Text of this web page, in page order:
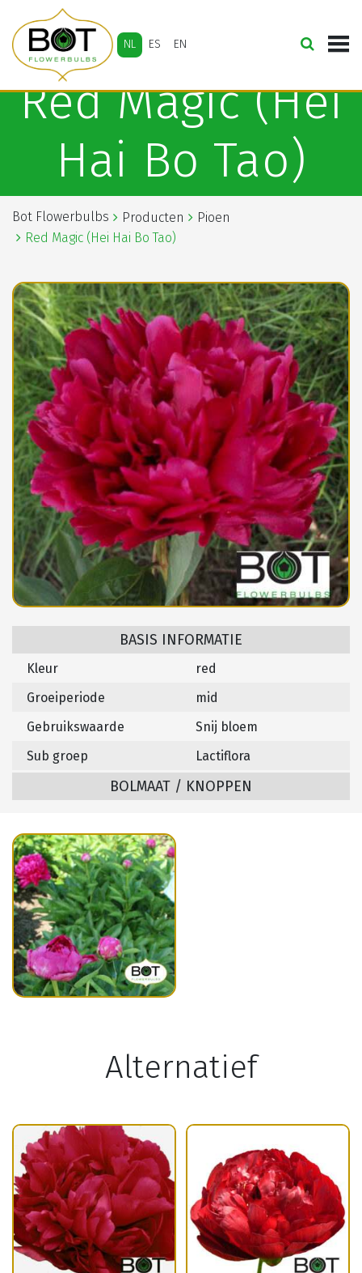
NL ES EN
Red Magic (Hei
Hai Bo Tao)
Bot Flowerbulbs Producten
Pioen
Red Magic (Hei Hai Bo Tao)
BASIS INFORMATIE
Kleur
red
Groeiperiode
mid
Gebruikswaarde
Snij bloem
Sub groep
Lactiflora
BOLMAAT / KNOPPEN
Alternatief